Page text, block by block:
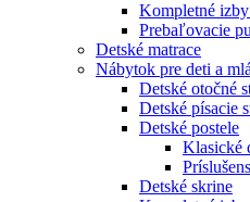
Kompletné
Prebaľovacie
Detské matrace
Nábytok pre deti a
Detské otočné
Detské písacie
Detské postele
Klasické
Detské skrine